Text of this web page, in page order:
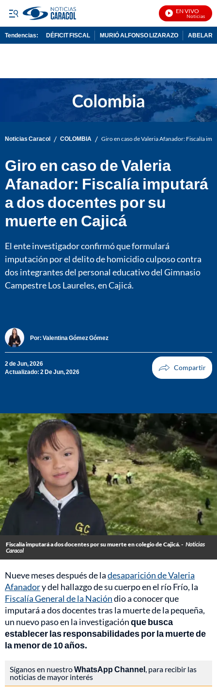
EN VIVO
Noticias
Tendencias: DÉFICIT FISCAL MURIÓ ALFONSO LIZARAZO
Noticias Caracol / COLOMBIA / Giro en caso de Valeria Afanador: Fiscalía
Giro en caso de Valeria
Afanador: Fiscalía imputará
a dos docentes por su
muerte en Cajicá
El ente investigador confirmó que formulará
imputación por el delito de homicidio culposo contra
dos integrantes del personal educativo del Gimnasio
Campestre Los Laureles, en Cajicá.
Por: Valentina Gómez Gómez
2 de Jun, 2026
Actualizado: 2 De Jun, 2026
Fiscalía imputará a dos docentes por su muerte en colegio de Cajicá. - Noticias
Caracol
Nueve meses después de ladesaparición de Valeria
Afanadory del hallazgo de su cuerpo en el río Frío, la
Fiscalía General de la Nacióndio a conocer que
imputará a dos docentes tras la muerte de la pequeña,
un nuevo paso en la investigaciónque busca
establecer las responsabilidades por la muerte de
la menor de 10 años.
Síganos en nuestroWhatsApp Channel, para recibir las
noticias de mayor interés